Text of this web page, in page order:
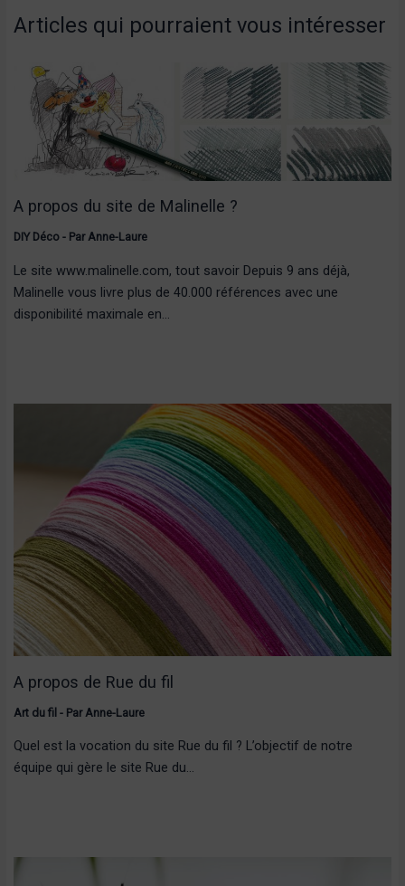
Articles qui pourraient vous intéresser
A propos du site de Malinelle ?
DIY Déco- ParAnne-Laure
Le site www.malinelle.com, tout savoir Depuis 9 ans déjà,
Malinelle vous livre plus de 40.000 références avec une
disponibilité maximale en…
A propos de Rue du fil
Art du fil - Par Anne-Laure
Quel est la vocation du site Rue du fil ? L’objectif de notre
équipe qui gère le site Rue du…